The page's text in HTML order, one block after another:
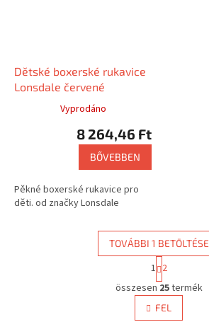
Dětské boxerské rukavice
Lonsdale červené
Vyprodáno
8 264,46 Ft
BŐVEBBEN
Pěkné boxerské rukavice pro
děti. od značky Lonsdale
L
i
s
TOVÁBBI 1 BETÖLTÉSE
L
a
p
o
z
1 2
összesen 25termék
FEL